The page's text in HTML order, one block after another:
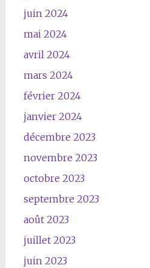
juin 2024
mai 2024
avril 2024
mars 2024
février 2024
janvier 2024
décembre 2023
novembre 2023
octobre 2023
septembre 2023
août 2023
juillet 2023
juin 2023